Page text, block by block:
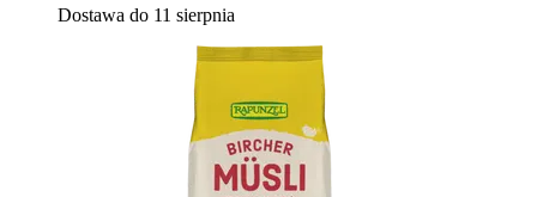
Dostawa do 11 sierpnia